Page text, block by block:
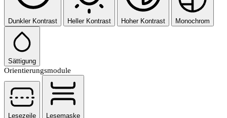
Dunkler Kontrast Heller Kontrast Hoher Kontrast Monochrom
Sättigung
Orientierungsmodule
Lesezeile
Lesemaske